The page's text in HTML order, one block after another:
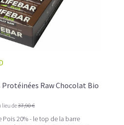
Protéinées Raw Chocolat Bio
lieu de37,90 €
Pois 20% - le top de la barre